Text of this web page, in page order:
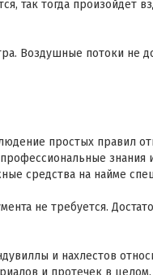
так тогда произойдет
Воздушные потоки не
простых правил
знания
средства на найме
не требуется.
и нахлестов
и протечек в целом.